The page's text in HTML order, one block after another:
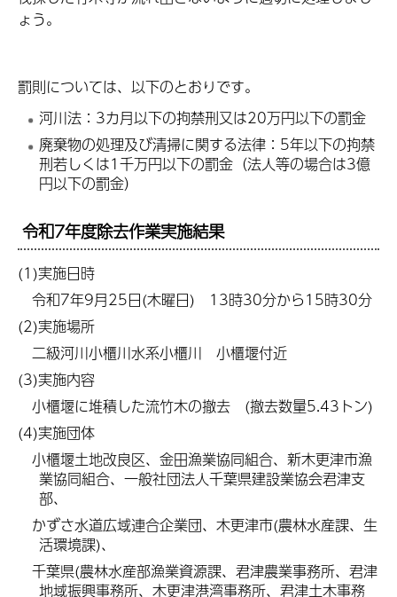
ょう。
罰則については、以下のとおりです。
河川法：3カ月以下の拘禁刑又は20万円以下の罰金
廃棄物の処理及び清掃に関する法律：5年以下の拘禁
刑若しくは1千万円以下の罰金（法人等の場合は3億
円以下の罰金）
令和7年度除去作業実施結果
(1)実施日時
令和7年9月25日(木曜日) 13時30分から15時30分
(2)実施場所
二級河川小櫃川水系小櫃川 小櫃堰付近
(3)実施内容
小櫃堰に堆積した流竹木の撤去 (撤去数量5.43トン)
(4)実施団体
小櫃堰土地改良区、金田漁業協同組合、新木更津市漁
業協同組合、一般社団法人千葉県建設業協会君津支
部、
かずさ水道広域連合企業団、木更津市(農林水産課、生
活環境課)、
千葉県(農林水産部漁業資源課、君津農業事務所、君津
地域振興事務所、木更津港湾事務所、君津土木事務